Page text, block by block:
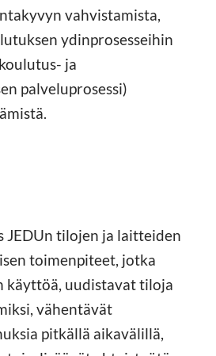
vahvistamista,
ydinprosesseihin
ja
palveluprosessi)
JEDUn tilojen ja laitteiden
toimenpiteet, jotka
käyttöä, uudistavat tiloja
vähentävät
pitkällä aikavälillä,